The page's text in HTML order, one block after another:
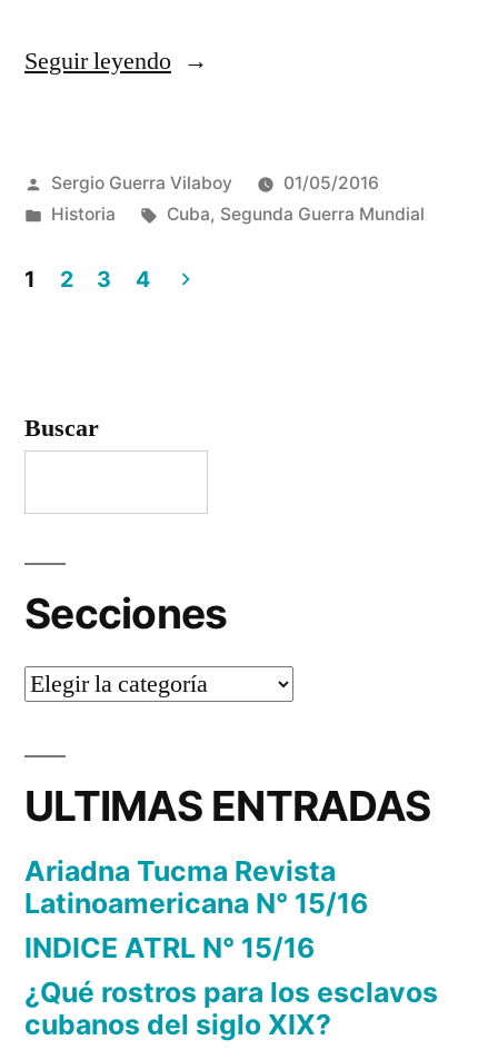
Seguir leyendo«Cuba
Segunda
Guerra
Mundial»
Publicado
por
Sergio Guerra Vilaboy
01/05/2016
Publicado
Historia Etiquetas:
Cuba, Segunda Guerra Mundial
entradas
1 2 3 4
Buscar
Secciones
Secciones
ULTIMAS ENTRADAS
Ariadna Tucma Revista
Latinoamericana N° 15/16
INDICE ATRL N° 15/16
¿Qué rostros para los esclavos
cubanos del siglo XIX?